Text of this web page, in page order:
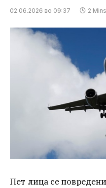
02.06.2026 во 09:37 2
Пет лица се